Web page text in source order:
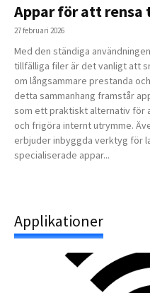
Appar för att rensa
27 februari 2026
Med den ständiga
tillfälliga filer är det vanligt att
om långsammare prestanda
detta sammanhang framstår
som ett praktiskt alternativ för
och frigöra internt utrymme.
erbjuder inbyggda verktyg för
specialiserade appar...
Applikationer